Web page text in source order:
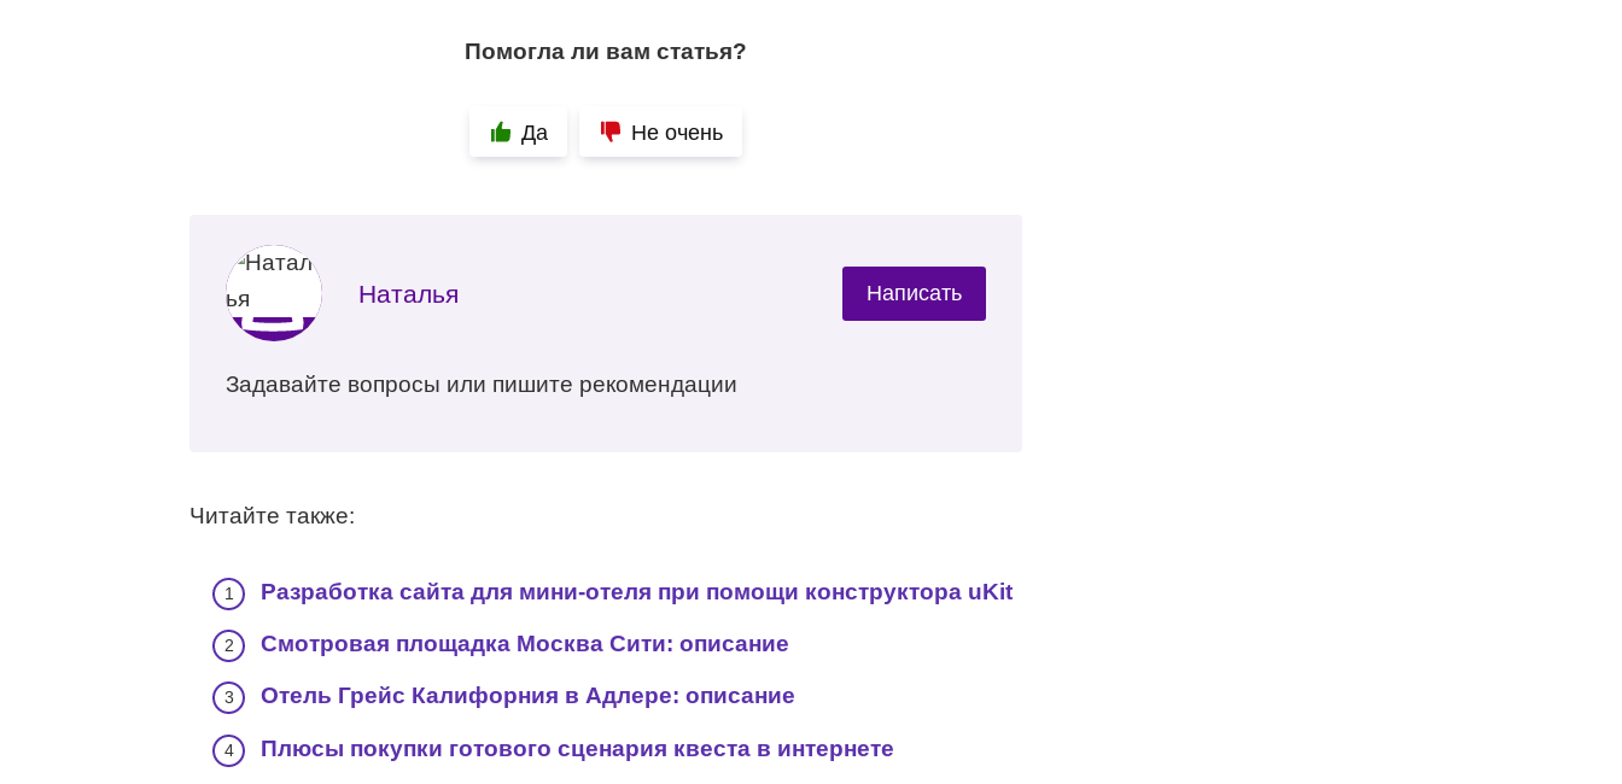
Помогла ли вам статья?
Да Не очень
Наталья Написать
Задавайте вопросы или пишите рекомендации
Читайте также:
Разработка сайта для мини-отеля при помощи конструктора uKit
Смотровая площадка Москва Сити: описание
Отель Грейс Калифорния в Адлере: описание
Плюсы покупки готового сценария квеста в интернете